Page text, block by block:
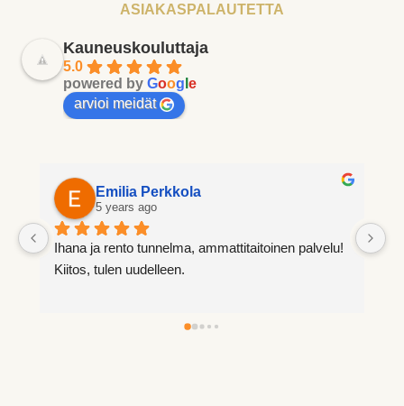
ASIAKASPALAUTETTA
Kauneuskouluttaja
5.0
powered by Goog e
arvioi meidät
Emilia Perkkola
5 years ago
Ihana ja rento tunnelma, ammattitaitoinen palvelu!
Kiitos, tulen uudelleen.